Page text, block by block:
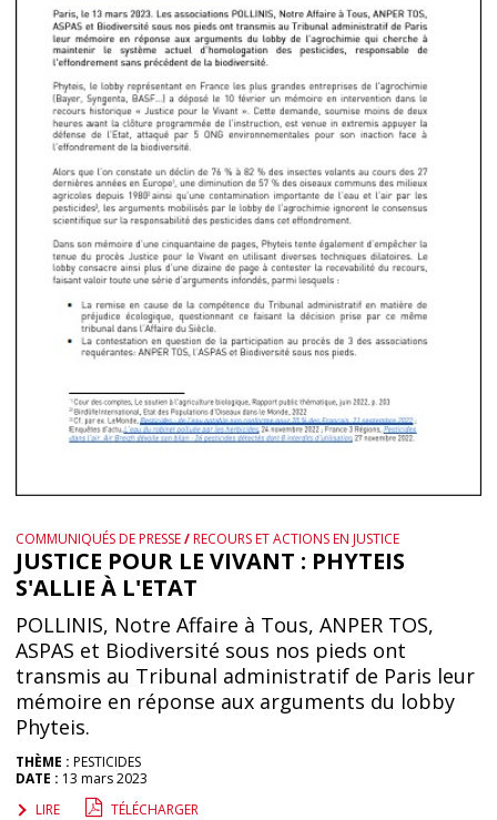
COMMUNIQUÉS DE PRESSE/RECOURS ET ACTIONS EN JUSTICE
JUSTICE POUR LE VIVANT : PHYTEIS
S'ALLIE À L'ETAT
POLLINIS, Notre Affaire à Tous, ANPER TOS,
ASPAS et Biodiversité sous nos pieds ont
transmis au Tribunal administratif de Paris leur
mémoire en réponse aux arguments du lobby
Phyteis.
THÈME : PESTICIDES
DATE : 13 mars 2023
LIRE
TÉLÉCHARGER